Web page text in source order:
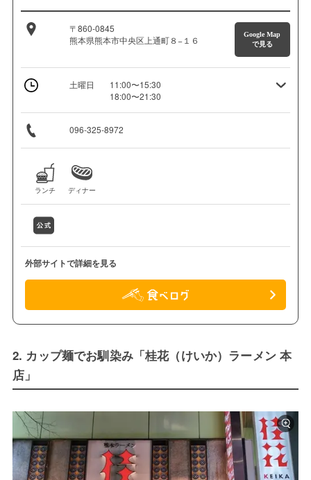
〒860-0845
熊本県熊本市中央区上通町８−１６
Google Map
で見る
土曜日
11:00〜15:30
18:00〜21:30
096-325-8972
ランチ ディナー
外部サイトで詳細を見る
2. カップ麺でお馴染み「桂花（けいか）ラーメン 本
店」